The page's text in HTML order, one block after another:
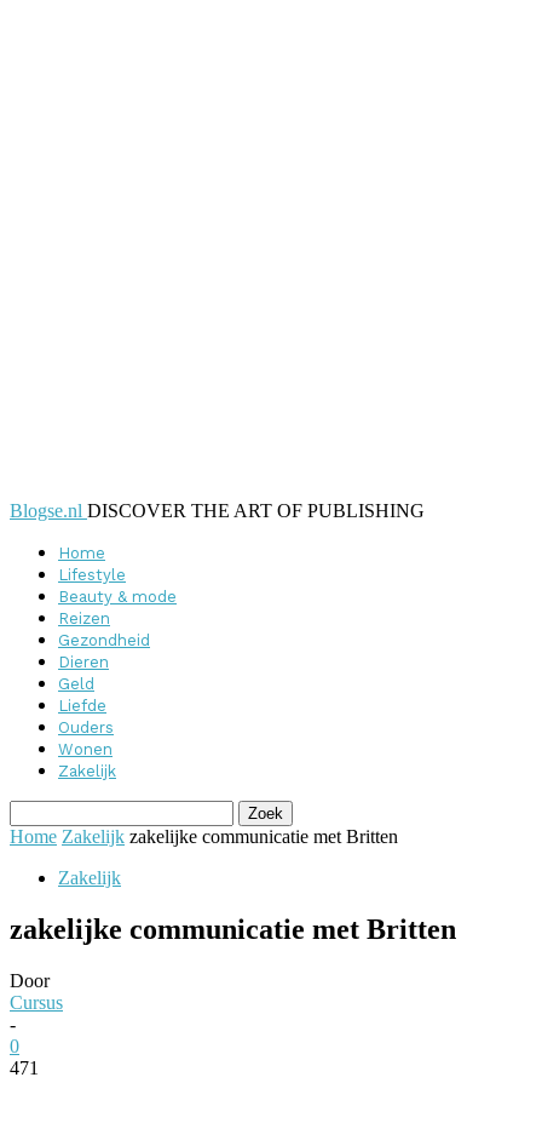
Blogse.nl DISCOVER THE ART OF PUBLISHING
Home
Lifestyle
Beauty & mode
Reizen
Gezondheid
Dieren
Geld
Liefde
Ouders
Wonen
Zakelijk
Home Zakelijk zakelijke communicatie met Britten
Zakelijk
zakelijke communicatie met Britten
Door
Cursus
-
0
471